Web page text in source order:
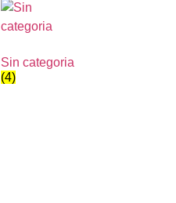
Sin categoria
(4)